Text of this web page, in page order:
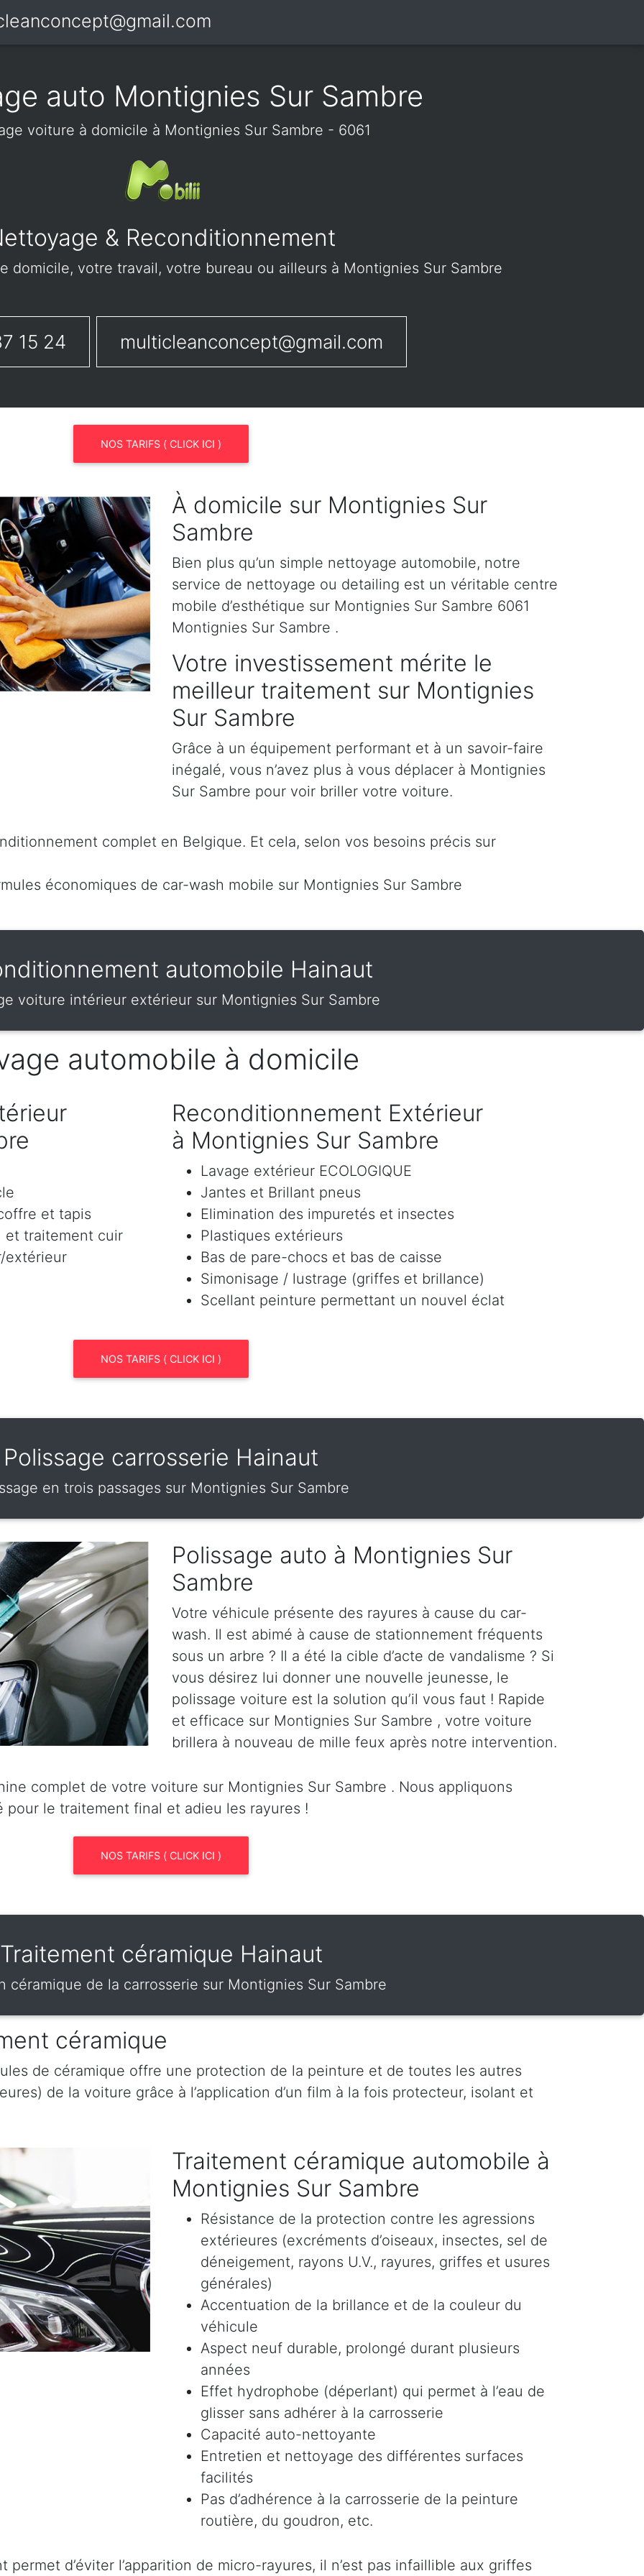
auto Montignies Sur Sambre
voiture à domicile à Montignies Sur Sambre - 6061
& Reconditionnement
domicile, votre travail, votre bureau ou ailleurs à Montignies Sur Sambre
15 24 multicleanconcept@gmail.com
NOS TARIFS ( CLICK ICI )
À domicile sur Montignies Sur
Sambre
Bien plus qu’un simple nettoyage automobile, notre
service de nettoyage ou detailing est un véritable centre
mobile d’esthétique sur Montignies Sur Sambre 6061
Montignies Sur Sambre .
Votre investissement mérite le
meilleur traitement sur Montignies
Sur Sambre
Grâce à un équipement performant et à un savoir-faire
inégalé, vous n’avez plus à vous déplacer à Montignies
Sur Sambre pour voir briller votre voiture.
complet en Belgique. Et cela, selon vos besoins précis sur
économiques de car-wash mobile sur Montignies Sur Sambre
automobile Hainaut
voiture intérieur extérieur sur Montignies Sur Sambre
automobile à domicile
et tapis
et traitement cuir
extérieur
Reconditionnement Extérieur
à Montignies Sur Sambre
Lavage extérieur ECOLOGIQUE
Jantes et Brillant pneus
Elimination des impuretés et insectes
Plastiques extérieurs
Bas de pare-chocs et bas de caisse
Simonisage / lustrage (griffes et brillance)
Scellant peinture permettant un nouvel éclat
NOS TARIFS ( CLICK ICI )
Polissage carrosserie Hainaut
en trois passages sur Montignies Sur Sambre
Polissage auto à Montignies Sur
Sambre
Votre véhicule présente des rayures à cause du car-
wash. Il est abimé à cause de stationnement fréquents
sous un arbre ? Il a été la cible d’acte de vandalisme ? Si
vous désirez lui donner une nouvelle jeunesse, le
polissage voiture est la solution qu’il vous faut ! Rapide
et efficace sur Montignies Sur Sambre , votre voiture
brillera à nouveau de mille feux après notre intervention.
complet de votre voiture sur Montignies Sur Sambre . Nous appliquons
le traitement final et adieu les rayures !
NOS TARIFS ( CLICK ICI )
Traitement céramique Hainaut
céramique de la carrosserie sur Montignies Sur Sambre
céramique
de céramique offre une protection de la peinture et de toutes les autres
de la voiture grâce à l’application d’un film à la fois protecteur, isolant et
Traitement céramique automobile à
Montignies Sur Sambre
Résistance de la protection contre les agressions
extérieures (excréments d’oiseaux, insectes, sel de
déneigement, rayons U.V., rayures, griffes et usures
générales)
Accentuation de la brillance et de la couleur du
véhicule
Aspect neuf durable, prolongé durant plusieurs
années
Effet hydrophobe (déperlant) qui permet à l’eau de
glisser sans adhérer à la carrosserie
Capacité auto-nettoyante
Entretien et nettoyage des différentes surfaces
facilités
Pas d’adhérence à la carrosserie de la peinture
routière, du goudron, etc.
d’éviter l’apparition de micro-rayures, il n’est pas infaillible aux griffes